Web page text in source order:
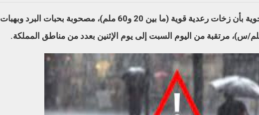
أفادت المديرية العامة للأرصاد الجوية بأن زخات رعدية قوية (ما بين 20 و60 ملم)، مصحوبة بحبات البرد وبهبات